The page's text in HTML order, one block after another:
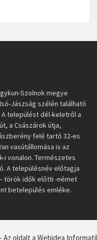
Szolnok megye
Jászság szélén található
települést dél-keletről a
a Császárok útja,
felé tartó 32-es
vasútállomása is az
i vonalon. Természetes
A településnév előtagja
török idők előtti -német
betelepülés emléke.
Az oldalt a Webidea